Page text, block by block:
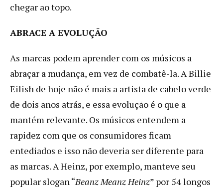
chegar ao topo.
ABRACE A EVOLUÇÃO
As marcas podem aprender com os músicos a
abraçar a mudança, em vez de combatê-la. A Billie
Eilish de hoje não é mais a artista de cabelo verde
de dois anos atrás, e essa evolução é o que a
mantém relevante. Os músicos entendem a
rapidez com que os consumidores ficam
entediados e isso não deveria ser diferente para
as marcas. A Heinz, por exemplo, manteve seu
popular slogan “Beanz Meanz Heinz” por 54 longos